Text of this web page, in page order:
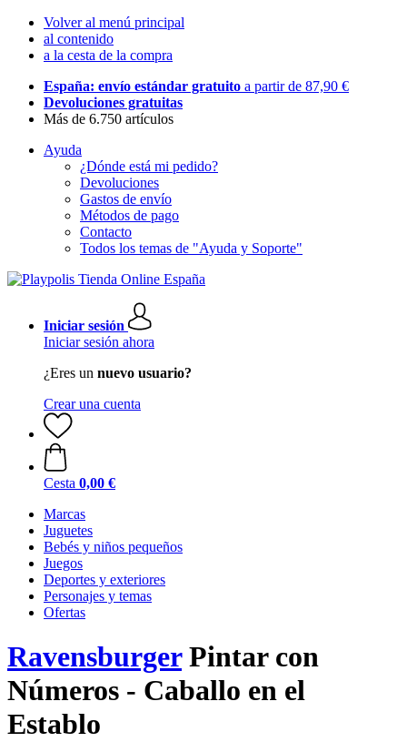
Volver al menú principal
al contenido
a la cesta de la compra
España: envío estándar gratuito a partir de 87,90 €
Devoluciones gratuitas
Más de 6.750 artículos
Ayuda
¿Dónde está mi pedido?
Devoluciones
Gastos de envío
Métodos de pago
Contacto
Todos los temas de "Ayuda y Soporte"
Iniciar sesión
Iniciar sesión ahora
¿Eres un nuevo usuario?
Crear una cuenta
Cesta 0,00 €
Marcas
Juguetes
Bebés y niños pequeños
Juegos
Deportes y exteriores
Personajes y temas
Ofertas
RavensburgerPintar con
Números - Caballo en el
Establo